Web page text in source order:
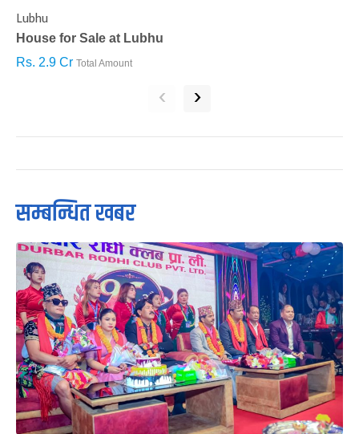
Lubhu
House for Sale at Lubhu
Rs. 2.9 Cr Total Amount
‹ ›
सम्बन्धित खबर